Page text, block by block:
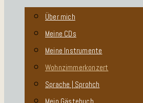
Über mich
Meine CDs
Meine Instrumente
Wohnzimmerkonzert
Sprache | Sprohch